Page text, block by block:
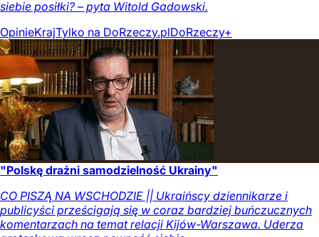
siebie posiłki? – pyta Witold Gadowski.
OpinieKrajTylko na DoRzeczy.plDoRzeczy+
"Polskę drażni samodzielność Ukrainy"
CO PISZĄ NA WSCHODZIE || Ukraińscy dziennikarze i
publicyści prześcigają się w coraz bardziej buńczucznych
komentarzach na temat relacji Kijów-Warszawa. Uderza